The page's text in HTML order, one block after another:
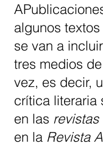
algunos
se van a
tres medios
vez, es decir,
crítica literaria
en las
en la Revista